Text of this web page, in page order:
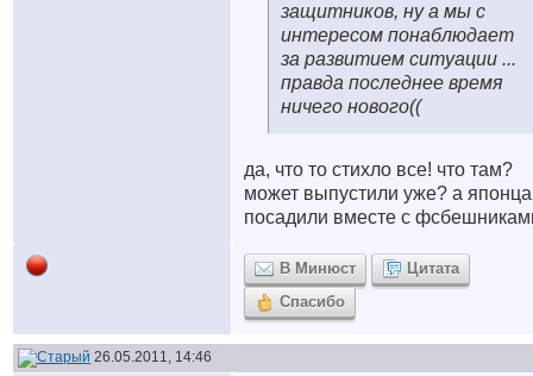
защитников, ну а мы с
интересом понаблюдает
за развитием ситуации ...
правда последнее время
ничего нового((
да, что то стихло все! что там?
может выпустили уже? а японца
посадили вместе с
В Минюст
Цитата
Спасибо
26.05.2011, 14:46